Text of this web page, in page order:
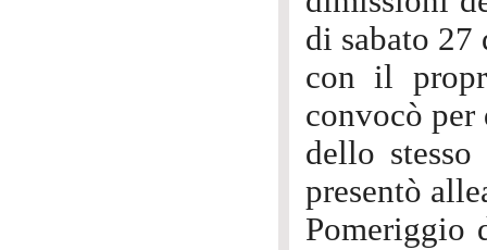
di sabato 27
con il
convocò
dello
presentò
Pomeriggio